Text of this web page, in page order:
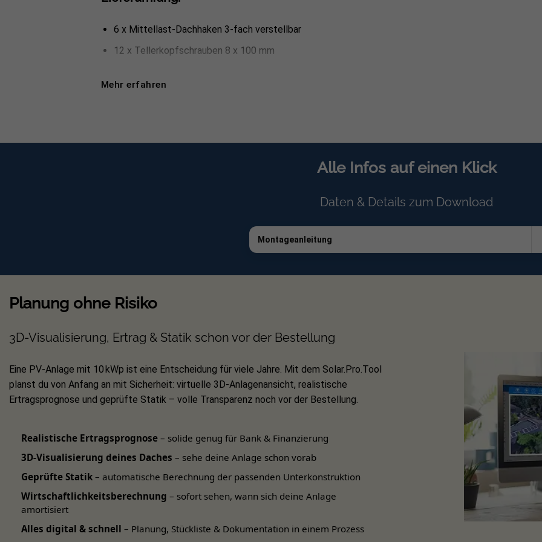
6 x Mittellast-Dachhaken 3-fach verstellbar
12 x Tellerkopfschrauben 8 x 100 mm
2 x Hammerkopfschrauben und 2 x Sperrzahnmuttern zur Befestigung des Wechselrichters an der
Im Lieferumfang der
gewünschte Anzahl der Photovoltaikmodule anpassen können.
Montageset für Schrägdach/Ziegeldach
Modulausrichtung: Hochkant, nebeneinander
Schwarze/eloxierte Profile*
Inkl. Zubehör für eine Modulrahmenhöhe von 30 mm
Montageschiene: Typ-2 Standard
Gesamtgewicht Set: 9 kg
Mehr erfahren
Alle Infos auf einen Klick
Daten & Details zum Download
Montageanleitung
Planung ohne Risiko
3D-Visualisierung, Ertrag & Statik schon vor der Bestellung
Eine PV-Anlage mit 10 kWp ist eine Entscheidung für viele Jahre. Mit dem Solar.Pro.Tool
planst du von Anfang an mit Sicherheit: virtuelle 3D-Anlagenansicht, realistische
Ertragsprognose und geprüfte Statik – volle Transparenz noch vor der Bestellung.
Realistische Ertragsprognose – solide genug für Bank & Finanzierung
3D-Visualisierung deines Daches – sehe deine Anlage schon vorab
Geprüfte Statik – automatische Berechnung der passenden Unterkonstruktion
Wirtschaftlichkeitsberechnung – sofort sehen, wann sich deine Anlage
amortisiert
Alles digital & schnell – Planung, Stückliste & Dokumentation in einem Prozess